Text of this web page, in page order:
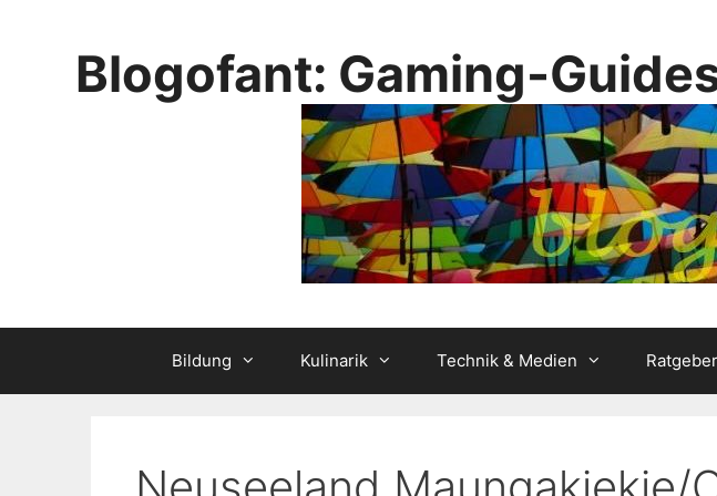
Blogofant: Gaming-
Bildung Kulinarik Technik & Medien Ratgeber